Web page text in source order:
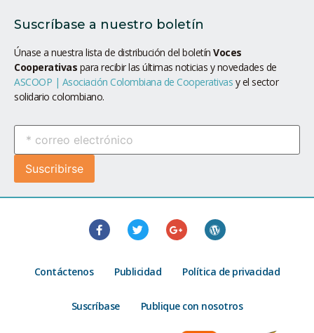
Suscríbase a nuestro boletín
Únase a nuestra lista de distribución del boletín Voces
Cooperativas para recibir las últimas noticias y novedades de
ASCOOP | Asociación Colombiana de Cooperativas y el sector
solidario colombiano.
Contáctenos Publicidad Política de privacidad
Suscríbase Publique con nosotros